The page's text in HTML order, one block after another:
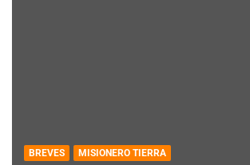
BREVES MISIONERO TIERRA